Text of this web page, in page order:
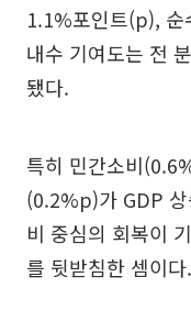
1.1%포인트(p),
내수 기여도는 전
됐다.
특히 민간소비
(0.2%p)가 GDP
비 중심의 회복이
를 뒷받침한 셈이다.